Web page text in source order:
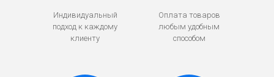
Индивидуальный
подход к каждому
клиенту
Оплата товаров
любым удобным
способом